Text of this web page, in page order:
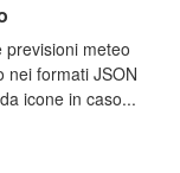
meteo
nei formati JSON
icone in caso...